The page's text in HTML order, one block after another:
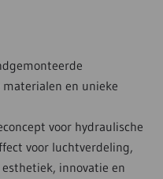
en unieke
voor hydraulische
voor luchtverdeling,
innovatie en